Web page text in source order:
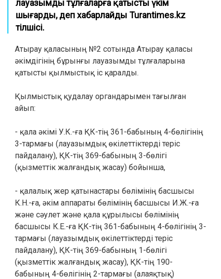
лауазымды тұлғаларға қатысты үкім
шығарды, деп хабарлайды Turantimes.kz
тілшісі.
Атырау қаласының №2 сотында Атырау қаласы
әкімдігінің бұрынғы лауазымды тұлғаларына
қатысты қылмыстық іс қаралды.
Қылмыстық қудалау органдарымен тағылған
айып:
- қала әкімі У.К.-ға ҚК-тің 361-бабының 4-бөлігінің
3-тармағы (лауазымдық өкілеттіктерді теріс
пайдалану), ҚК-тің 369-бабының 3-бөлігі
(қызметтік жалғандық жасау) бойынша,
- қалалық жер қатынастары бөлімінің басшысы
К.Н.-ға, әкім аппараты бөлімінің басшысы И.Ж.-ға
және сәулет және қала құрылысы бөлімінің
басшысы К.Е.-ға ҚК-тің 361-бабының 4-бөлігінің 3-
тармағы (лауазымдық өкілеттіктерді теріс
пайдалану), ҚК-тің 369-бабының 1-бөлігі
(қызметтік жалғандық жасау), ҚК-тің 190-
бабының 4-бөлігінің 2-тармағы (алаяқтық)